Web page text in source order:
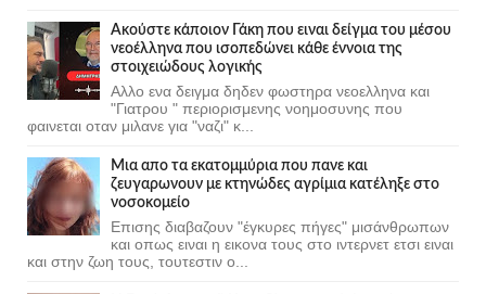
Ακούστε κάποιον Γάκη που ειναι δείγμα του μέσου
νεοέλληνα που ισοπεδώνει κάθε έννοια της
στοιχειώδους λογικής
Αλλο ενα δειγμα δηδεν φωστηρα νεοελληνα και
"Γιατρου " περιορισμενης νοημοσυνης που
φαινεται οταν μιλανε για "ναζι" κ...
Μια απο τα εκατομμύρια που πανε και
ζευγαρωνουν με κτηνώδες αγρίμια κατέληξε στο
νοσοκομείο
Επισης διαβαζουν "έγκυρες πήγες" μισάνθρωπων
και οπως ειναι η εικονα τους στο ιντερνετ ετσι ειναι
και στην ζωη τους, τουτεστιν ο...